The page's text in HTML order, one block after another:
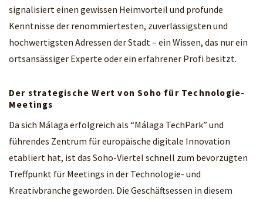
signalisiert einen gewissen Heimvorteil und profunde
Kenntnisse der renommiertesten, zuverlässigsten und
hochwertigsten Adressen der Stadt – ein Wissen, das nur ein
ortsansässiger Experte oder ein erfahrener Profi besitzt.
Der strategische Wert von Soho für Technologie-
Meetings
Da sich Málaga erfolgreich als “Málaga TechPark” und
führendes Zentrum für europäische digitale Innovation
etabliert hat, ist das Soho-Viertel schnell zum bevorzugten
Treffpunkt für Meetings in der Technologie- und
Kreativbranche geworden. Die Geschäftsessen in diesem